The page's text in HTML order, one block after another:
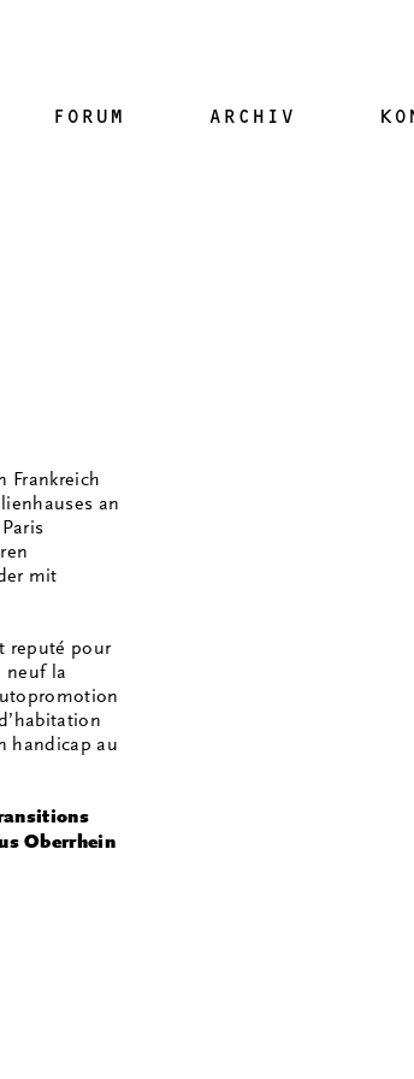
FORUM ARCHIV
Frankreich
an
mit
reputé pour
neuf la
handicap au
Oberrhein